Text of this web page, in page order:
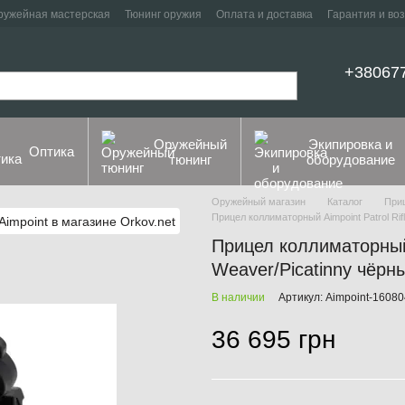
мастерская Тюнинг оружия Оплата и доставка
Гарантия и
Оптика
Оружейный
тюнинг
Экипировка и
оборудование
Оружейный магазин Каталог
Прицел коллиматорный Aimpoint Patrol
Прицел
Weaver/Picatinny
В наличии Артикул: Aimpoint-
36 695 грн